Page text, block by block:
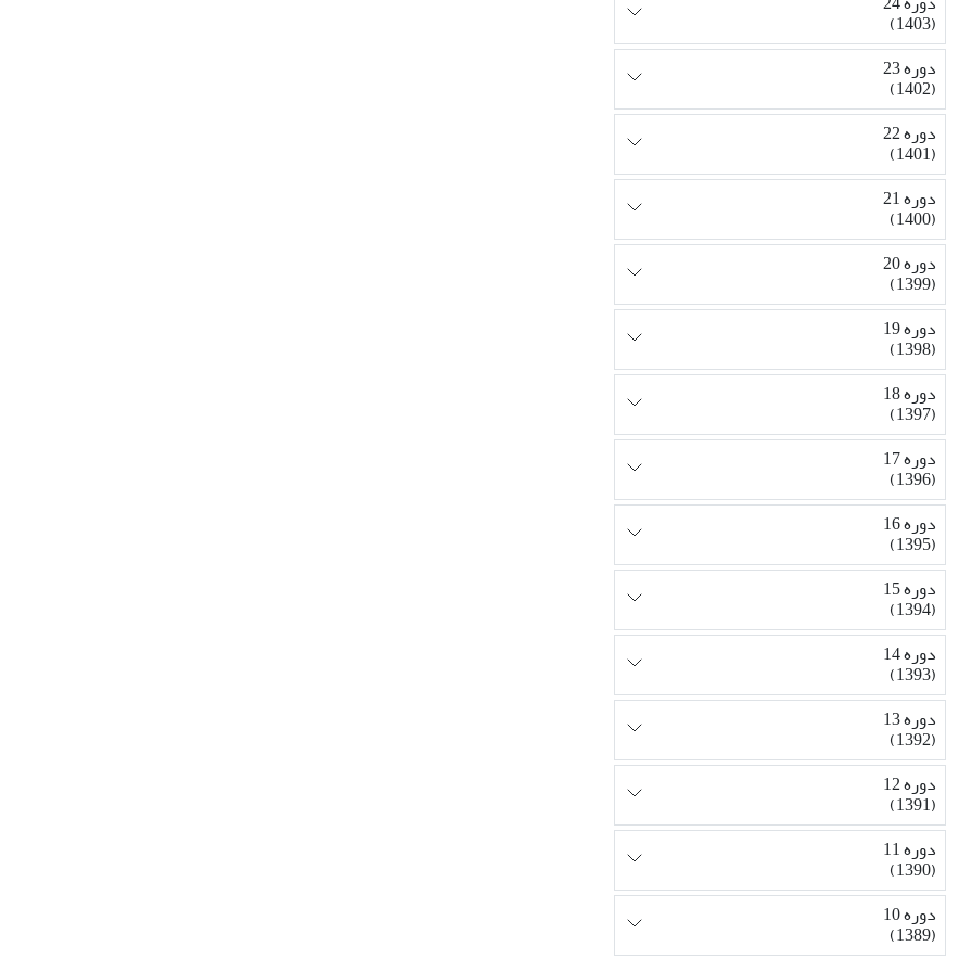
(1403)
دوره 23
(1402)
دوره 22
(1401)
دوره 21
(1400)
دوره 20
(1399)
دوره 19
(1398)
دوره 18
(1397)
دوره 17
(1396)
دوره 16
(1395)
دوره 15
(1394)
دوره 14
(1393)
دوره 13
(1392)
دوره 12
(1391)
دوره 11
(1390)
دوره 10
(1389)